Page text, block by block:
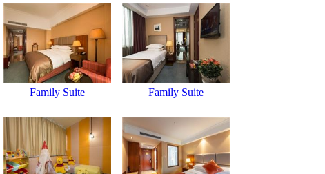
Family Suite Family Suite